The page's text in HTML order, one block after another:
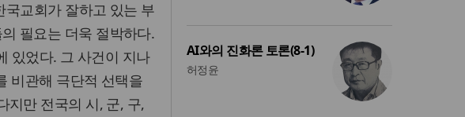
교회가 잘하고 있는 부
필요는 더욱 절박하다.
있었다. 그 사건이 지나
비관해 극단적 선택을
지만 전국의 시, 군, 구,
AI와의 진화론 토론(8-1)
허정윤